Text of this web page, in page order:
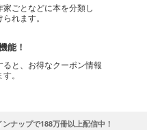
家ごとなどに本を分類し
れます。
能！
ると、お得なクーポン情報
。
ナップで188万冊以上配信中！